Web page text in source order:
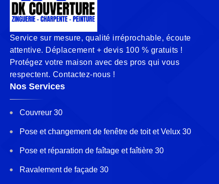
Service sur mesure, qualité irréprochable, écoute
attentive. Déplacement + devis 100 % gratuits !
Protégez votre maison avec des pros qui vous
respectent. Contactez-nous !
Nos Services
Couvreur 30
Pose et changement de fenêtre de toit et Velux 30
Pose et réparation de faîtage et faîtière 30
Ravalement de façade 30